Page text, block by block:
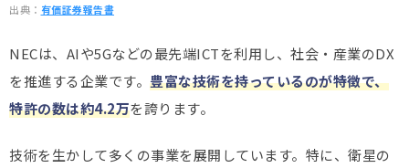
出典： 有価証券報告書
NECは、AIや5Gなどの最先端ICTを利用し、社会・産業のDX
を推進する企業です。 豊富な技術を持っているのが特徴で、
特許の数は約4.2万を誇ります。
技術を生かして多くの事業を展開しています。特に、衛星の